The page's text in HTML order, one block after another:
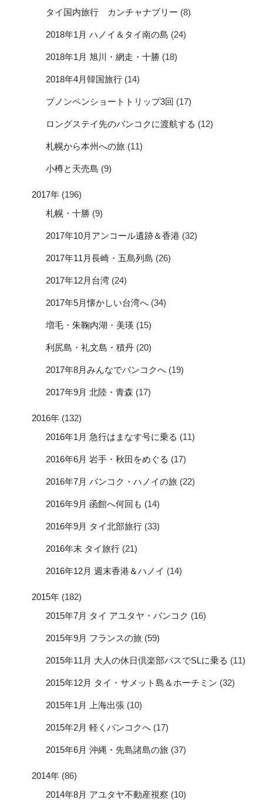
タイ国内旅行 カンチャナブリー (8)
2018年1月 ハノイ＆タイ南の島 (24)
2018年1月 旭川・網走・十勝 (18)
2018年4月韓国旅行 (14)
プノンペンショートトリップ3回 (17)
ロングステイ先のバンコクに渡航する (12)
札幌から本州への旅 (11)
小樽と天売島 (9)
2017年 (196)
札幌・十勝 (9)
2017年10月アンコール遺跡＆香港 (32)
2017年11月長崎・五島列島 (26)
2017年12月台湾 (24)
2017年5月懐かしい台湾へ (34)
増毛・朱鞠内湖・美瑛 (15)
利尻島・礼文島・積丹 (20)
2017年8月みんなでバンコクへ (19)
2017年9月 北陸・青森 (17)
2016年 (132)
2016年1月 急行はまなす号に乗る (11)
2016年6月 岩手・秋田をめぐる (17)
2016年7月 バンコク・ハノイの旅 (22)
2016年9月 函館へ何回も (14)
2016年9月 タイ北部旅行 (33)
2016年末 タイ旅行 (21)
2016年12月 週末香港＆ハノイ (14)
2015年 (182)
2015年7月 タイ アユタヤ・バンコク (16)
2015年9月 フランスの旅 (59)
2015年11月 大人の休日倶楽部パスでSLに乗る (11)
2015年12月 タイ・サメット島＆ホーチミン (32)
2015年1月 上海出張 (10)
2015年2月 軽くバンコクへ (17)
2015年6月 沖縄・先島諸島の旅 (37)
2014年 (86)
2014年8月 アユタヤ不動産視察 (10)